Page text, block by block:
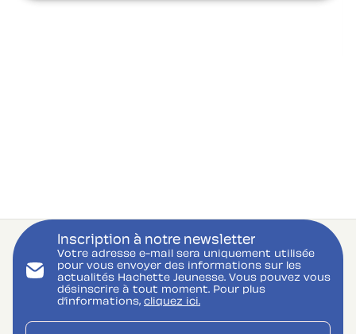
Inscription à notre newsletter
Votre adresse e-mail sera uniquement utilisée
pour vous envoyer des informations sur les
actualités Hachette Jeunesse. Vous pouvez vous
désinscrire à tout moment. Pour plus
d’informations, cliquez ici.